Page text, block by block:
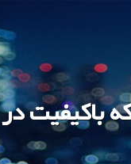
باکیفیت در